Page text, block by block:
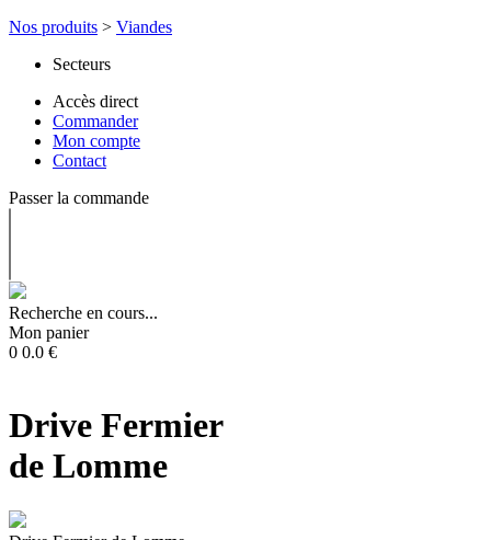
Nos produits > Viandes
Secteurs
Accès direct
Commander
Mon compte
Contact
Passer la commande
Recherche en cours...
Mon panier
0 0.0 €
Drive Fermier
de Lomme